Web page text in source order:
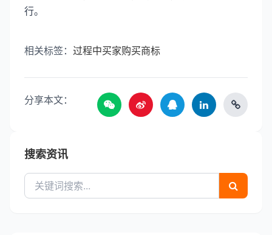
行。
相关标签： 过程中买家购买商标
分享本文：
搜索资讯